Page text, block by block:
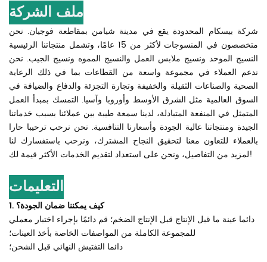
ملف الشركة
شركة بيسكام المحدودة يقع في مدينة شيامن بمقاطعة فوجيان. نحن
متخصصون في المنسوجات لأكثر من 15 عامًا، وتشمل منتجاتنا الرئيسية
النسيج الموحد ونسيج ملابس العمل والنسيج المموه ونسيج الجيب. نحن
ندعم العملاء في مجموعة واسعة من القطاعات بما في ذلك الرعاية
الصحية والصناعات الثقيلة والخفيفة وتجارة التجزئة والدفاع والضيافة في
السوق العالمية مثل الشرق الأوسط وأوروبا وآسيا. التمسك بمبدأ العمل
المتمثل في المنفعة المتبادلة، لدينا سمعة طيبة بين عملائنا بسبب خدماتنا
الجيدة ومنتجاتنا عالية الجودة وأسعارنا التنافسية. نحن نرحب ترحيبا حارا
بالعملاء للتعاون معنا لتحقيق النجاح المشترك، ونرحب باستفسارك لنا
لمزيد من التفاصيل، ونحن على استعداد لتقديم الخدمات الأكثر قيمة لك!
التعليمات
1. كيف يمكننا ضمان الجودة؟
دائما عينة ما قبل الإنتاج قبل الإنتاج الضخم؛ قم دائمًا بإجراء اختبار معملي
للمجموعة الكاملة من المواصفات الخاصة بأخذ العينات؛
دائما التفتيش النهائي قبل الشحن؛